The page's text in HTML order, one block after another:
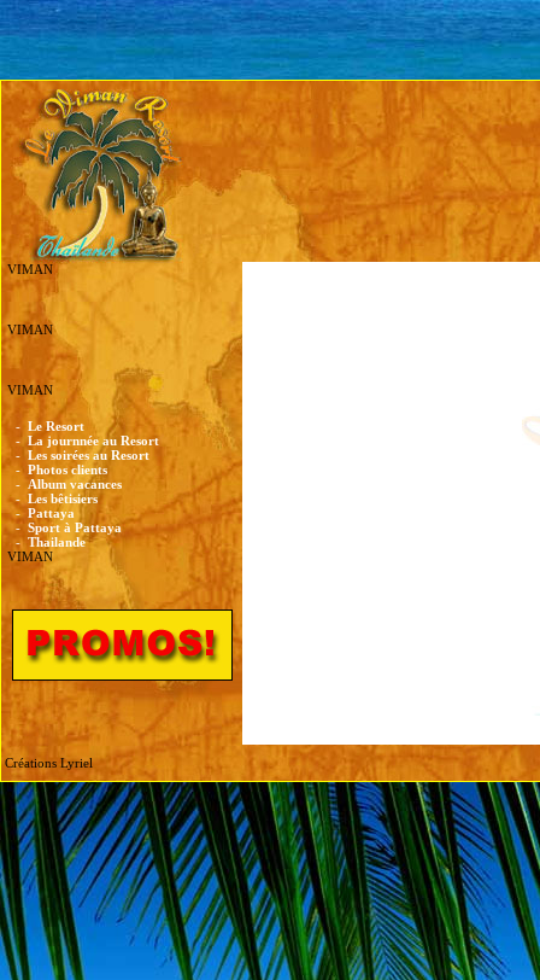
VIMAN
VIMAN
VIMAN
- Le Resort
- La journnée au Resort
- Les soirées au Resort
- Photos clients
- Album vacances
- Les bêtisiers
- Pattaya
- Sport à Pattaya
-Thailande
VIMAN
Créations Lyriel